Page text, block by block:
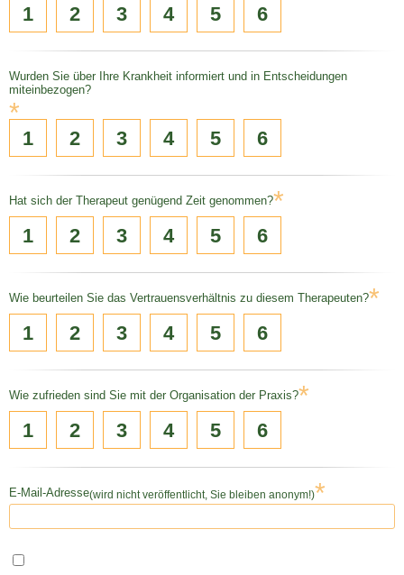
1 2 3 4 5 6
Wurden Sie über Ihre Krankheit informiert und in Entscheidungen
miteinbezogen?
*
1 2 3 4 5 6
Hat sich der Therapeut genügend Zeit genommen?*
1 2 3 4 5 6
Wie beurteilen Sie das Vertrauensverhältnis zu diesem Therapeuten?*
1 2 3 4 5 6
Wie zufrieden sind Sie mit der Organisation der Praxis?*
1 2 3 4 5 6
E-Mail-Adresse(wird nicht veröffentlicht, Sie bleiben anonym!)*